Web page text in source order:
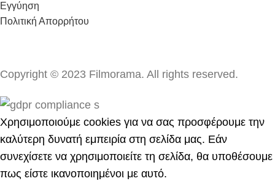
Εγγύηση
Πολιτική Απορρήτου
Copyright © 2023 Filmorama. All rights reserved.
Χρησιμοποιούμε cookies για να σας προσφέρουμε την
καλύτερη δυνατή εμπειρία στη σελίδα μας. Εάν
συνεχίσετε να χρησιμοποιείτε τη σελίδα, θα υποθέσουμε
πως είστε ικανοποιημένοι με αυτό.